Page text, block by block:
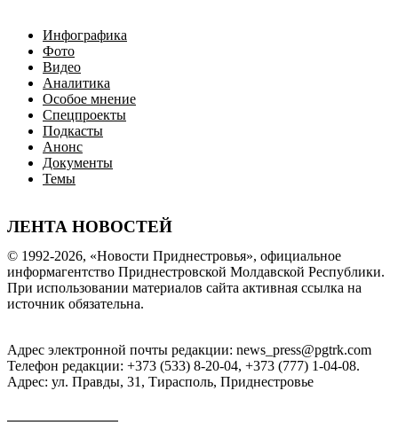
Инфографика
Фото
Видео
Аналитика
Особое мнение
Спецпроекты
Подкасты
Анонс
Документы
Темы
ЛЕНТА НОВОСТЕЙ
© 1992-2026, «Новости Приднестровья», официальное
информагентство Приднестровской Молдавской Республики.
При использовании материалов сайта активная ссылка на
источник обязательна.
Адрес электронной почты редакции: news_press@pgtrk.com
Телефон редакции: +373 (533) 8-20-04, +373 (777) 1-04-08.
Адрес: ул. Правды, 31, Тирасполь, Приднестровье